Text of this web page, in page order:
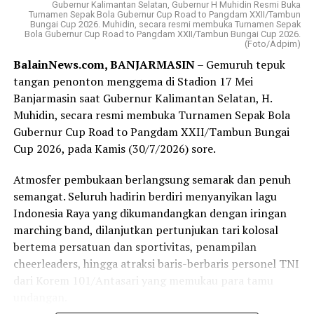
terpercaya dengan memberikan pelayanan terbaik
kepada masyarakat.
Sementara misinya ;menjadi penggerak perekonomian
daerah, memberikan nilai tambah bagi pemegang saham,
serta menyediakan layanan perbankan berkualitas.
Sedangkan produk Bank Kalsel meliputi layanan
tabungan, kredit atau pinjaman, serta layanan khusus
seperti Tabungan Banua, Kredit Multiguna Plus, dan
Rapat kerja Komisi II Bidang Ekonomi dan Keuangan
DPRD tersebut dengan sejumlah BUMD milik Pemprov
Kalsel semula dipimpin Wakil Ketua Komisinya H
Suripno Sumas.
Namun karena Suripno mau mengikuti. rapat Badan
Gubernur Kalimantan Selatan, Gubernur H Muhidin Resmi Buka
Turnamen Sepak Bola Gubernur Cup Road to Pangdam XXII/Tambun
Bungai Cup 2026. Muhidin, secara resmi membuka Turnamen Sepak
Bola Gubernur Cup Road to Pangdam XXII/Tambun Bungai Cup 2026.
(Foto/Adpim)
BalainNews.com, BANJARMASIN– Gemuruh tepuk
tangan penonton menggema di Stadion 17 Mei
Banjarmasin saat Gubernur Kalimantan Selatan, H.
Muhidin, secara resmi membuka Turnamen Sepak Bola
Gubernur Cup Road to Pangdam XXII/Tambun Bungai
Cup 2026, pada Kamis (30/7/2026) sore.
Atmosfer pembukaan berlangsung semarak dan penuh
semangat. Seluruh hadirin berdiri menyanyikan lagu
Indonesia Raya yang dikumandangkan dengan iringan
marching band, dilanjutkan pertunjukan tari kolosal
bertema persatuan dan sportivitas, penampilan
cheerleaders, hingga atraksi baris-berbaris personel TNI
dari Korem 101/Antasari yang memukau para tamu